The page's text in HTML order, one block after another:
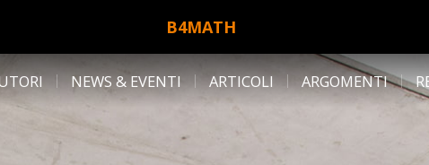
B4MATH
NEWS & EVENTI ARTICOLI ARGOMENTI